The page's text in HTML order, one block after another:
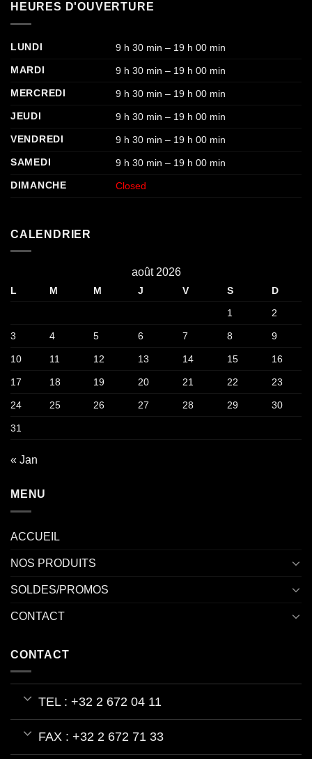
HEURES D'OUVERTURE
LUNDI
9 h 30 min – 19 h 00 min
MARDI
9 h 30 min – 19 h 00 min
MERCREDI
9 h 30 min – 19 h 00 min
JEUDI
9 h 30 min – 19 h 00 min
VENDREDI
9 h 30 min – 19 h 00 min
SAMEDI
9 h 30 min – 19 h 00 min
DIMANCHE
Closed
CALENDRIER
août 2026
L M M J V S
D
1
2
3 4 5 6 7 8 9
10 11 12 13 14 15 16
17 18 19 20 21 22 23
24 25 26 27 28 29 30
31
« Jan
MENU
ACCUEIL
NOS PRODUITS
SOLDES/PROMOS
CONTACT
CONTACT
TEL : +32 2 672 04 11
FAX : +32 2 672 71 33